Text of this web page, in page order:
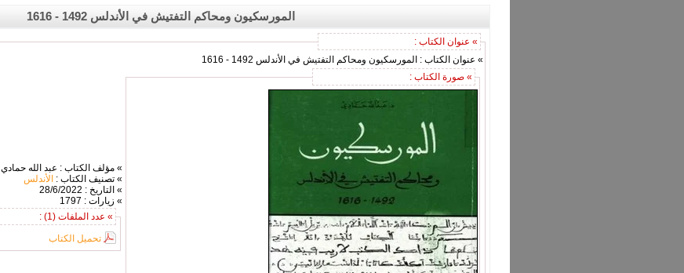
المورسكيون ومحاكم التفتيش في الأندلس 1492 - 1616
» عنوان الكتاب :
» عنوان الكتاب : المورسكيون ومحاكم التفتيش في الأندلس 1492 - 1616
» صورة الكتاب :
» مؤلف الكتاب : عبد الله حمادي
» تصنيف الكتاب : الأندلس
» التاريخ : 28/6/2022
» زيارات : 1797
» عدد الملفات (1) :
تحميل الكتاب